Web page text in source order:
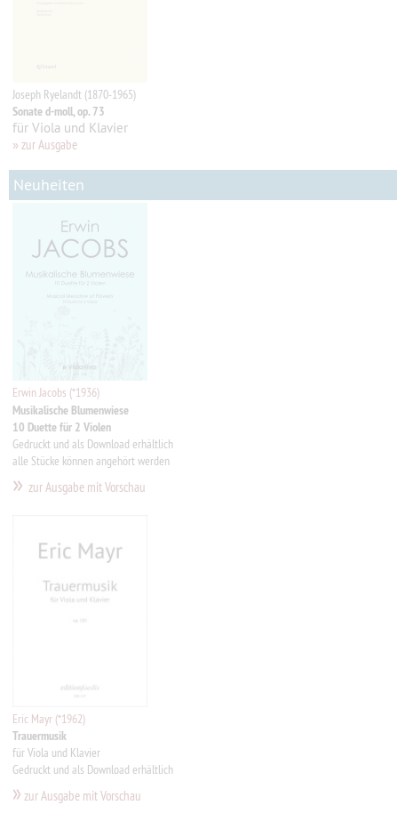
Joseph Ryelandt (1870-1965)
Sonate d-moll, op. 73
für Viola und Klavier
» zur Ausgabe
Neuheiten
Erwin Jacobs (*1936)
Musikalische Blumenwiese
10 Duette für 2 Violen
Gedruckt und als Download erhältlich
alle Stücke können angehört werden
» zur Ausgabe mit Vorschau
Eric Mayr (*1962)
Trauermusik
für Viola und Klavier
Gedruckt und als Download erhältlich
» zur Ausgabe mit Vorschau